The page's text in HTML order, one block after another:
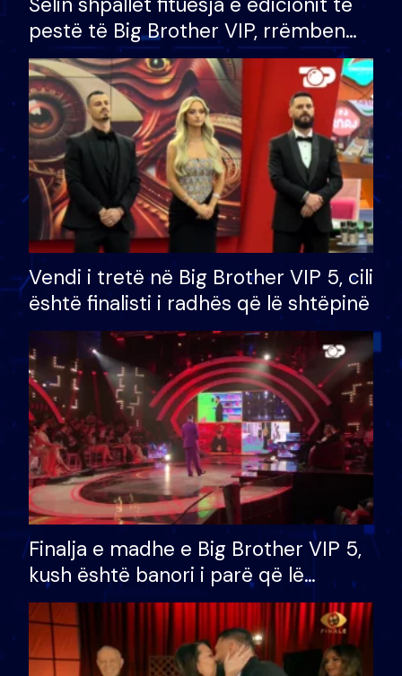
pestë të Big Brother VIP, rrëmben
çmimin e madh prej 100 mijë eurosh
Vendi i tretë në Big Brother VIP 5, cili
është finalisti i radhës që lë shtëpinë
Finalja e madhe e Big Brother VIP 5,
kush është banori i parë që lë
shtëpinë dhe humb mundësinë për
të fituar çmimin e madh